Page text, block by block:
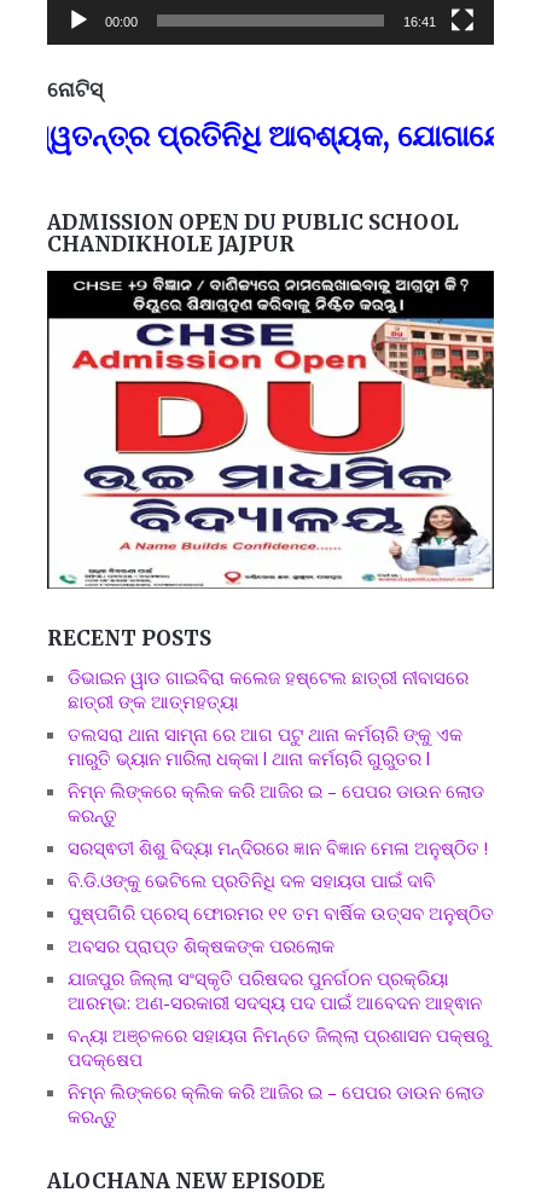
00:00 16:41
ନୋଟିସ୍
ପ୍ରତିନିଧି ଆବଶ୍ୟକ, ଯୋଗାଯୋଗ-
ADMISSION OPEN DU PUBLIC SCHOOL
CHANDIKHOLE JAJPUR
RECENT POSTS
ଡିଭାଇନ ୱାଡ ଗାଇବିରା କଲେଜ ହଷ୍ଟେଲ ଛାତ୍ରୀ ନୀବାସରେ
ଛାତ୍ରୀ ଙ୍କ ଆତ୍ମହତ୍ୟା
ତଲସରା ଥାନା ସାମ୍ନା ରେ ଆଗ ପଟୁ ଥାନା କର୍ମଚାରି ଙ୍କୁ ଏକ
ମାରୁତି ଭ୍ୟାନ ମାରିଲା ଧକ୍କା l ଥାନା କର୍ମଚାରି ଗୁରୁତର l
ନିମ୍ନ ଲିଙ୍କରେ କ୍ଲିକ କରି ଆଜିର ଇ – ପେପର ଡାଉନ ଲୋଡ
କରନ୍ତୁ
ସରସ୍ଵତୀ ଶିଶୁ ବିଦ୍ୟା ମନ୍ଦିରରେ ଜ୍ଞାନ ବିଜ୍ଞାନ ମେଳା ଅନୁଷ୍ଠିତ !
ବି.ଡି.ଓଙ୍କୁ ଭେଟିଲେ ପ୍ରତିନିଧି ଦଳ ସହାୟତା ପାଇଁ ଦାବି
ପୁଷ୍ପଗିରି ପ୍ରେସ୍ ଫୋରମର ୧୧ ତମ ବାର୍ଷିକ ଉତ୍ସବ ଅନୁଷ୍ଠିତ
ଅବସର ପ୍ରାପ୍ତ ଶିକ୍ଷକଙ୍କ ପରଲୋକ
ଯାଜପୁର ଜିଲ୍ଲା ସଂସ୍କୃତି ପରିଷଦର ପୁନର୍ଗଠନ ପ୍ରକ୍ରିୟା
ଆରମ୍ଭ: ଅଣ-ସରକାରୀ ସଦସ୍ୟ ପଦ ପାଇଁ ଆବେଦନ ଆହ୍ଵାନ
ବନ୍ୟା ଅଞ୍ଚଳରେ ସହାୟତା ନିମନ୍ତେ ଜିଲ୍ଲା ପ୍ରଶାସନ ପକ୍ଷରୁ
ପଦକ୍ଷେପ
ନିମ୍ନ ଲିଙ୍କରେ କ୍ଲିକ କରି ଆଜିର ଇ – ପେପର ଡାଉନ ଲୋଡ
କରନ୍ତୁ
ALOCHANA NEW EPISODE